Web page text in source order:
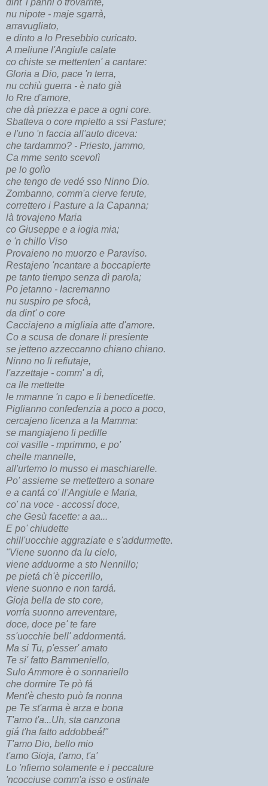
dint' i panni o trovarrite,
nu nipote - maje sgarrà,
arravugliato,
e dinto a lo Presebbio curicato.
A meliune l'Angiule calate
co chiste se mettenten' a cantare:
Gloria a Dio, pace 'n terra,
nu cchiù guerra - è nato già
lo Rre d'amore,
che dà priezza e pace a ogni core.
Sbatteva o core mpietto a ssi Pasture;
e l'uno 'n faccia all'auto diceva:
che tardammo? - Priesto, jammo,
Ca mme sento scevolì
pe lo golìo
che tengo de vedé sso Ninno Dio.
Zombanno, comm'a cierve ferute,
correttero i Pasture a la Capanna;
là trovajeno Maria
co Giuseppe e a iogia mia;
e 'n chillo Viso
Provaieno no muorzo e Paraviso.
Restajeno 'ncantare a boccapierte
pe tanto tiempo senza dì parola;
Po jetanno - lacremanno
nu suspiro pe sfocà,
da dint' o core
Cacciajeno a migliaia atte d'amore.
Co a scusa de donare li presiente
se jetteno azzeccanno chiano chiano.
Ninno no li refiutaje,
l'azzettaje - comm' a dì,
ca lle mettette
le mmanne 'n capo e li benedicette.
Piglianno confedenzia a poco a poco,
cercajeno licenza a la Mamma:
se mangiajeno li pedille
coi vasille - mprimmo, e po'
chelle mannelle,
all'urtemo lo musso ei maschiarelle.
Po' assieme se mettettero a sonare
e a cantá co' ll'Angiule e Maria,
co' na voce - accossí doce,
che Gesù facette: a aa...
E po' chiudette
chill'uocchie aggraziate e s'addurmette.
"Viene suonno da lu cielo,
viene adduorme a sto Nennillo;
pe pietá ch'è piccerillo,
viene suonno e non tardá.
Gioja bella de sto core,
vorría suonno arreventare,
doce, doce pe' te fare
ss'uocchie bell' addormentá.
Ma si Tu, p'esser' amato
Te si' fatto Bammeniello,
Sulo Ammore è o sonnariello
che dormire Te pò fá
Ment'è chesto può fa nonna
pe Te st'arma è arza e bona
T'amo t'a...Uh, sta canzona
giá t'ha fatto addobbeá!"
T'amo Dio, bello mio
t'amo Gioja, t'amo, t'a'
Lo 'nfierno solamente e i peccature
'ncocciuse comm'a isso e ostinate